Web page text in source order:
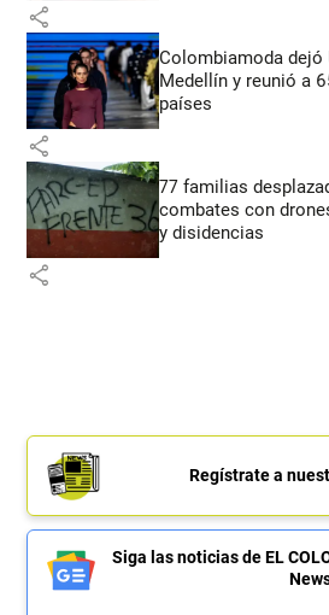
share
Colombiamoda dejó
Medellín y reunió a
países
share
77 familias
combates con
y disidencias
share
Regístrate a
Siga las noticias de EL